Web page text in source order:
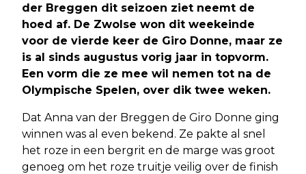
der Breggen dit seizoen ziet neemt de
hoed af. De Zwolse won dit weekeinde
voor de vierde keer de Giro Donne, maar ze
is al sinds augustus vorig jaar in topvorm.
Een vorm die ze mee wil nemen tot na de
Olympische Spelen, over dik twee weken.
Dat Anna van der Breggen de Giro Donne ging
winnen was al even bekend. Ze pakte al snel
het roze in een bergrit en de marge was groot
genoeg om het roze truitje veilig over de finish